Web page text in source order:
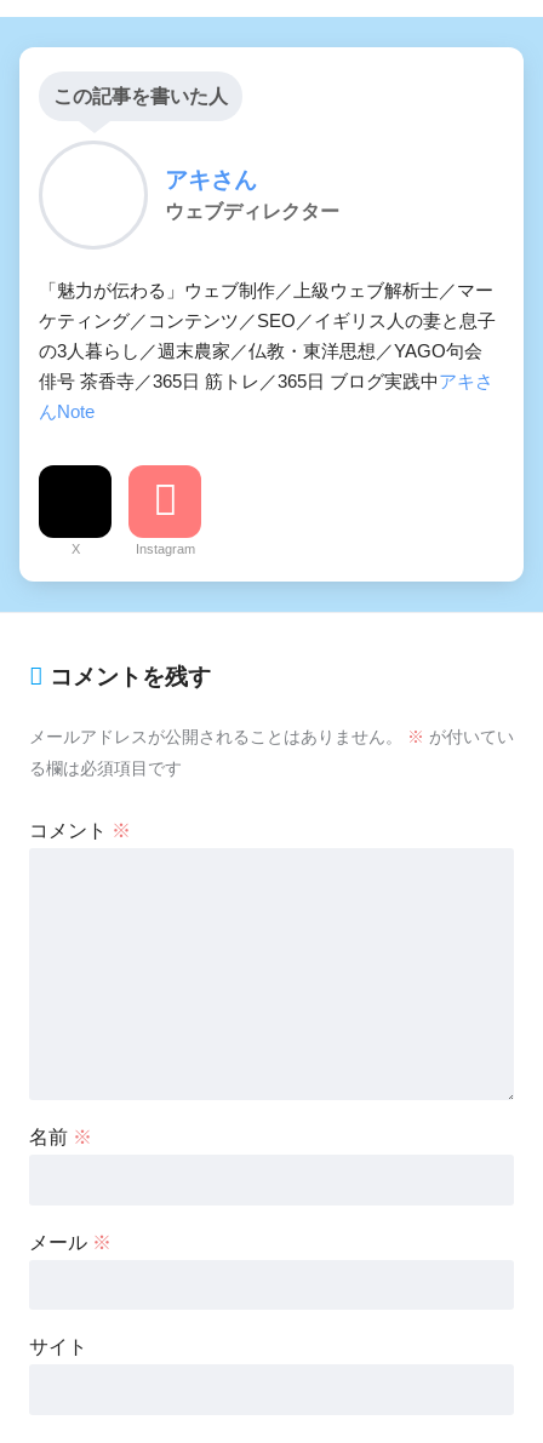
この記事を書いた人
アキさん
ウェブディレクター
「魅力が伝わる」ウェブ制作／上級ウェブ解析士／マー
ケティング／コンテンツ／SEO／イギリス人の妻と息子
の3人暮らし／週末農家／仏教・東洋思想／YAGO句会
俳号 茶香寺／365日 筋トレ／365日 ブログ実践中アキさ
んNote
X Instagram
コメントを残す
メールアドレスが公開されることはありません。 ※ が付いてい
る欄は必須項目です
コメント ※
名前 ※
メール ※
サイト